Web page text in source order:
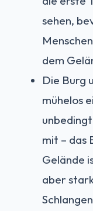
sehen,
dem
Die Burg
mühelos
mit – das
Gelände
aber